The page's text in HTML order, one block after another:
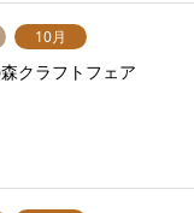
10月
クラフトフェア